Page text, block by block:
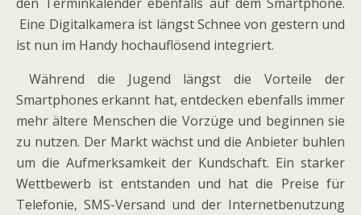
Eine Digitalkamera ist längst Schnee von gestern und
ist nun im Handy hochauflösend integriert.
Während die Jugend längst die Vorteile der
Smartphones erkannt hat, entdecken ebenfalls immer
mehr ältere Menschen die Vorzüge und beginnen sie
zu nutzen. Der Markt wächst und die Anbieter buhlen
um die Aufmerksamkeit der Kundschaft. Ein starker
Wettbewerb ist entstanden und hat die Preise für
Telefonie, SMS-Versand und der Internetbenutzung